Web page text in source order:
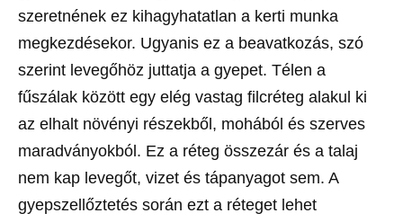
szeretnének ez kihagyhatatlan a kerti munka
megkezdésekor. Ugyanis ez a beavatkozás, szó
szerint levegőhöz juttatja a gyepet. Télen a
fűszálak között egy elég vastag filcréteg alakul ki
az elhalt növényi részekből, mohából és szerves
maradványokból. Ez a réteg összezár és a talaj
nem kap levegőt, vizet és tápanyagot sem. A
gyepszellőztetés során ezt a réteget lehet